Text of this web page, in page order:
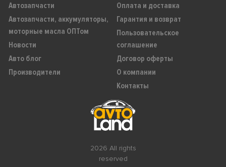
2026 All rights
reserved
Автозапчасти
Автозапчасти, аккумуляторы,
моторные масла ОПТом
Новости
Авто блог
Производители
Оплата и доставка
Гарантия и возврат
Пользовательское
соглашение
Договор оферты
О компании
Контакты